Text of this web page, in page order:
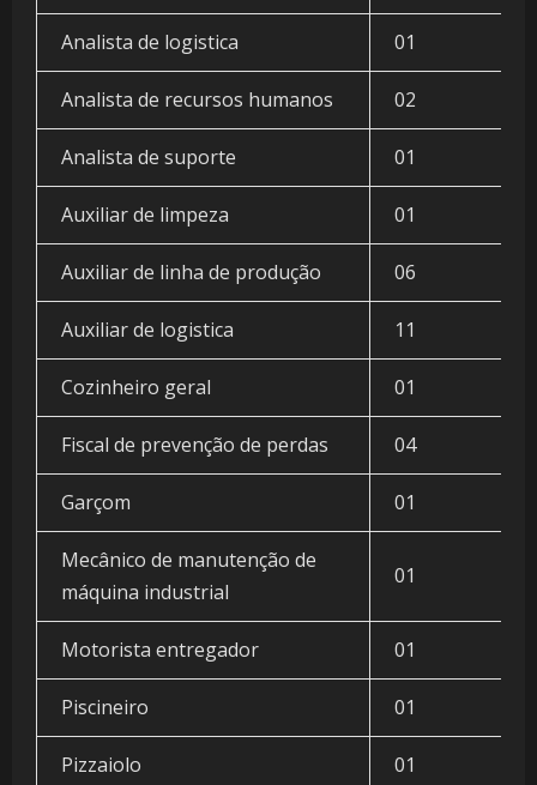
Analista de logistica 01
Analista de recursos humanos 02
Analista de suporte 01
Auxiliar de limpeza 01
Auxiliar de linha de produção 06
Auxiliar de logistica 11
Cozinheiro geral 01
Fiscal de prevenção de perdas 04
Garçom 01
Mecânico de manutenção de
máquina industrial
01
Motorista entregador 01
Piscineiro 01
Pizzaiolo 01